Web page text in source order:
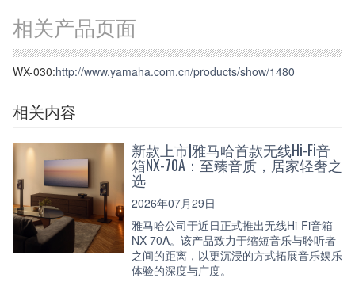
相关产品页面
WX-030:http://www.yamaha.com.cn/products/show/1480
相关内容
新款上市|雅马哈首款无线Hi-Fi音
箱NX-70A：至臻音质，居家轻奢之
选
2026年07月29日
雅马哈公司于近日正式推出无线Hi-Fi音箱
NX-70A。该产品致力于缩短音乐与聆听者
之间的距离，以更沉浸的方式拓展音乐娱乐
体验的深度与广度。